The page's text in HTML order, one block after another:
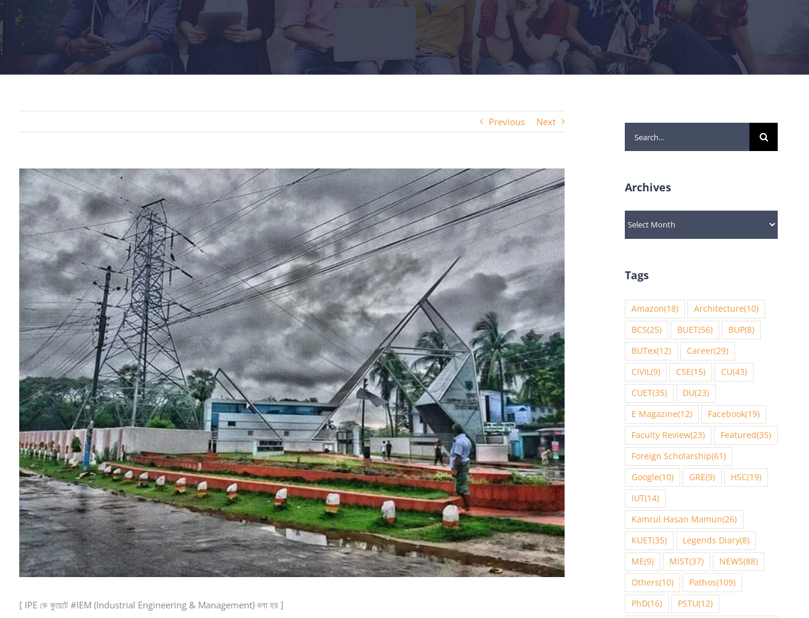
Previous Next
View
Larger
Image
[ IPE কে কুয়েটে #IEM (Industrial Engineering & Management) বলা হয় ]
Search
for:
Archives
Archives
Tags
Amazon(18) Architecture(10)
BCS(25) BUET(56) BUP(8)
BUTex(12) Career(29)
CIVIL(9) CSE(15) CU(43)
CUET(35) DU(23)
E Magazine(12) Facebook(19)
Faculty Review(23) Featured(35)
Foreign Scholarship(61)
Google(10) GRE(9) HSC(19)
IUT(14)
Kamrul Hasan Mamun(26)
KUET(35) Legends Diary(8)
ME(9) MIST(37) NEWS(88)
Others(10) Pathos(109)
PhD(16) PSTU(12)